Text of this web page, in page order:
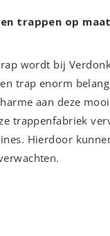
trappen op
wordt bij
trap enorm
aan deze
trappenfabriek
Hierdoor